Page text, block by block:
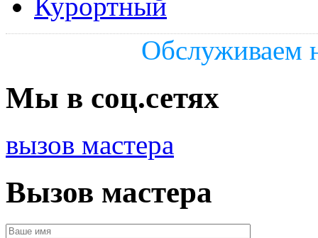
Обслуживаем
Мы в соц.сетях
вызов мастера
Вызов мастера